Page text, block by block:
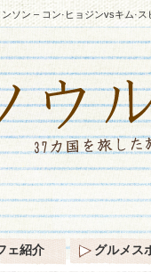
ソン – コン·ヒョジンvsキム·
ェ紹介 グルメス